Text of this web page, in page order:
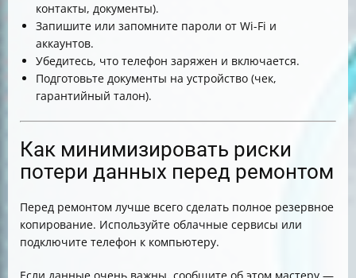
контакты, документы).
Запишите или запомните пароли от Wi-Fi и
аккаунтов.
Убедитесь, что телефон заряжен и включается.
Подготовьте документы на устройство (чек,
гарантийный талон).
Как минимизировать риски
потери данных перед ремонтом
Перед ремонтом лучше всего сделать полное резервное
копирование. Используйте облачные сервисы или
подключите телефон к компьютеру.